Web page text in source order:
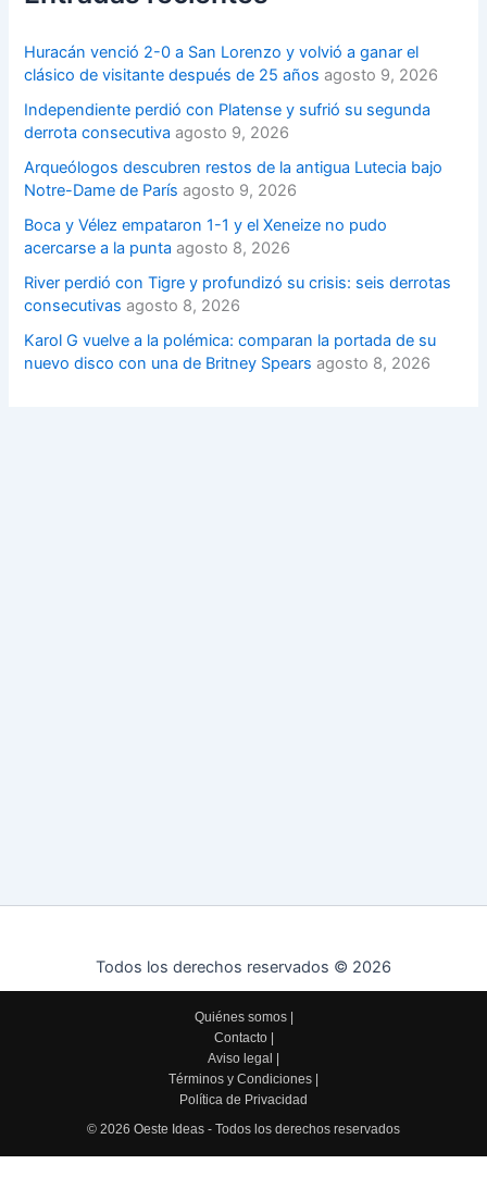
Huracán venció 2-0 a San Lorenzo y volvió a ganar el
clásico de visitante después de 25 años agosto 9, 2026
Independiente perdió con Platense y sufrió su segunda
derrota consecutiva agosto 9, 2026
Arqueólogos descubren restos de la antigua Lutecia bajo
Notre-Dame de París agosto 9, 2026
Boca y Vélez empataron 1-1 y el Xeneize no pudo
acercarse a la punta agosto 8, 2026
River perdió con Tigre y profundizó su crisis: seis derrotas
consecutivas agosto 8, 2026
Karol G vuelve a la polémica: comparan la portada de su
nuevo disco con una de Britney Spears agosto 8, 2026
Todos los derechos reservados © 2026
Quiénes somos|
Contacto|
Aviso legal
Términos y Condiciones
Política de Privacidad
© 2026 Oeste Ideas - Todos los derechos reservados